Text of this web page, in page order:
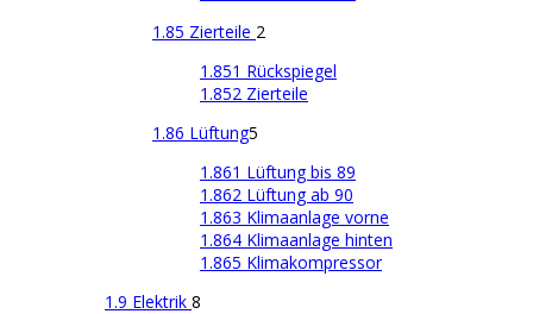
1.85 Zierteile 2
1.851 Rückspiegel
1.852 Zierteile
1.86 Lüftung5
1.861 Lüftung bis 89
1.862 Lüftung ab 90
1.863 Klimaanlage vorne
1.864 Klimaanlage hinten
1.865 Klimakompressor
1.9 Elektrik 8